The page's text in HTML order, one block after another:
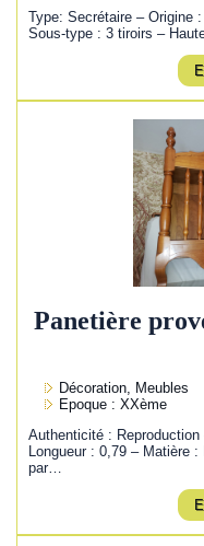
Type: Secrétaire – Origine
Sous-type : 3 tiroirs –
Panetière
Décoration, Meubles
Epoque : XXème
Authenticité :
Longueur : 0,79 – Matière
par…